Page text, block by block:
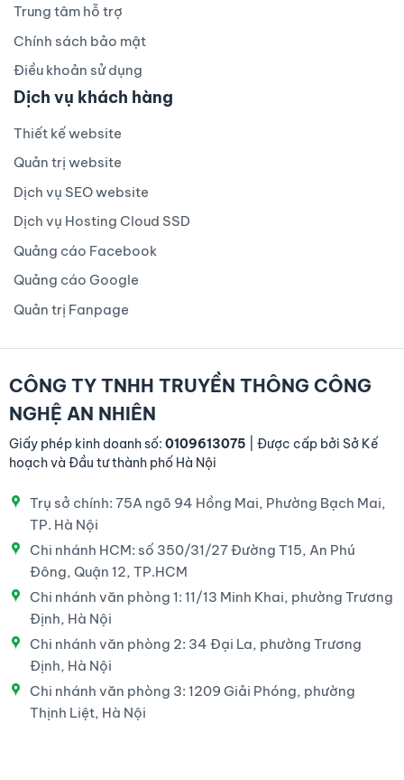
Trung tâm hỗ trợ
Chính sách bảo mật
Điều khoản sử dụng
Dịch vụ khách hàng
Thiết kế website
Quản trị website
Dịch vụ SEO website
Dịch vụ Hosting Cloud SSD
Quảng cáo Facebook
Quảng cáo Google
Quản trị Fanpage
CÔNG TY TNHH TRUYỀN THÔNG CÔNG
NGHỆ AN NHIÊN
Giấy phép kinh doanh số: 0109613075 | Được cấp bởi Sở Kế
hoạch và Đầu tư thành phố Hà Nội
Trụ sở chính: 75A ngõ 94 Hồng Mai, Phường Bạch Mai,
TP. Hà Nội
Chi nhánh HCM: số 350/31/27 Đường T15, An Phú
Đông, Quận 12, TP.HCM
Chi nhánh văn phòng 1: 11/13 Minh Khai, phường Trương
Định, Hà Nội
Chi nhánh văn phòng 2: 34 Đại La, phường Trương
Định, Hà Nội
Chi nhánh văn phòng 3: 1209 Giải Phóng, phường
Thịnh Liệt, Hà Nội